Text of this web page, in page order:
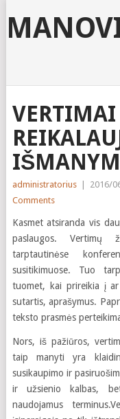
VERTIMAI
administratorius 2016/
Comments
Kasmet atsiranda vis
paslaugos. Vertimų
tarptautinėse
susitikimuose. Tuo
tuomet, kai prireikia į
sutartis, aprašymus.
teksto prasmės
Nors, iš pažiūros,
taip manyti yra
susikaupimo ir
ir užsienio kalbas,
naudojamus